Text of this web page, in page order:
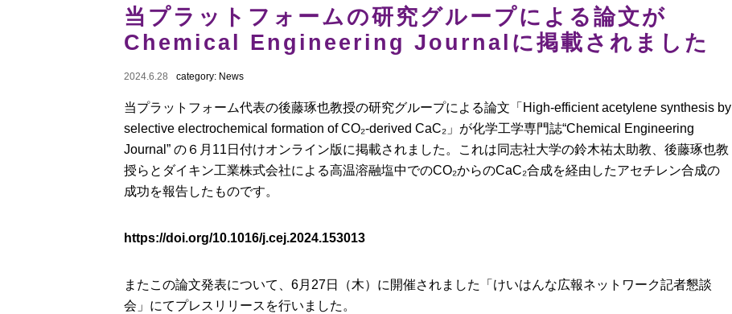
当プラットフォームの研究グループによる論文が
Chemical Engineering Journalに掲載されました
2024.6.28 category: News
当プラットフォーム代表の後藤琢也教授の研究グループによる論文「High-efficient acetylene synthesis by
selective electrochemical formation of CO₂-derived CaC₂」が化学工学専門誌“Chemical Engineering
Journal” の６月11日付けオンライン版に掲載されました。これは同志社大学の鈴木祐太助教、後藤琢也教
授らとダイキン工業株式会社による高温溶融塩中でのCO₂からのCaC₂合成を経由したアセチレン合成の
成功を報告したものです。
https://doi.org/10.1016/j.cej.2024.153013
またこの論文発表について、6月27日（木）に開催されました「けいはんな広報ネットワーク記者懇談
会」にてプレスリリースを行いました。